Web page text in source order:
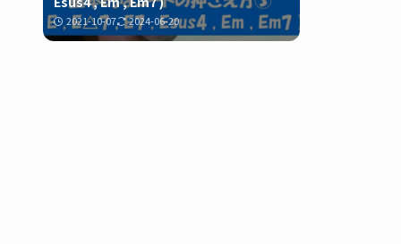
2021-10-07 2024-06-20